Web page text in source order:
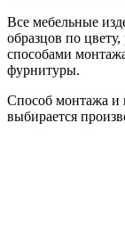
Все мебельные
образцов по
способами
фурнитуры.
Способ монтажа и
выбирается